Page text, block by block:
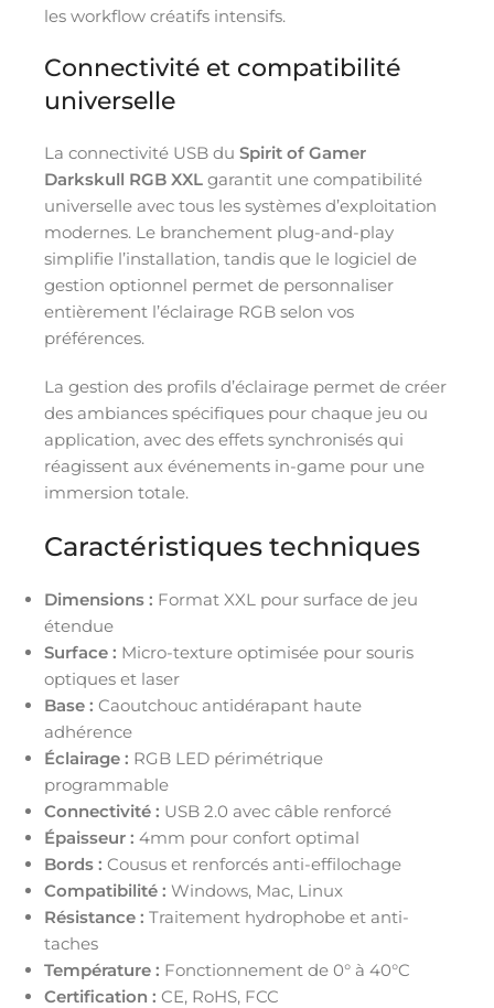
les workflow créatifs intensifs.
Connectivité et compatibilité
universelle
La connectivité USB du Spirit of Gamer
Darkskull RGB XXL garantit une compatibilité
universelle avec tous les systèmes d’exploitation
modernes. Le branchement plug-and-play
simplifie l’installation, tandis que le logiciel de
gestion optionnel permet de personnaliser
entièrement l’éclairage RGB selon vos
préférences.
La gestion des profils d’éclairage permet de créer
des ambiances spécifiques pour chaque jeu ou
application, avec des effets synchronisés qui
réagissent aux événements in-game pour une
immersion totale.
Caractéristiques techniques
Dimensions : Format XXL pour surface de jeu
étendue
Surface : Micro-texture optimisée pour souris
optiques et laser
Base : Caoutchouc antidérapant haute
adhérence
Éclairage : RGB LED périmétrique
programmable
Connectivité : USB 2.0 avec câble renforcé
Épaisseur : 4mm pour confort optimal
Bords : Cousus et renforcés anti-effilochage
Compatibilité : Windows, Mac, Linux
Résistance : Traitement hydrophobe et anti-
taches
Température : Fonctionnement de 0° à 40°C
Certification : CE, RoHS, FCC